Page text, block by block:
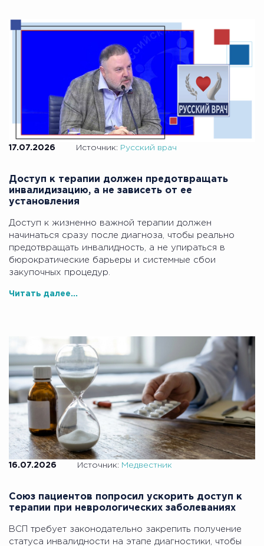
17.07.2026 Источник: Русский врач
Доступ к терапии должен предотвращать
инвалидизацию, а не зависеть от ее
установления
Доступ к жизненно важной терапии должен
начинаться сразу после диагноза, чтобы реально
предотвращать инвалидность, а не упираться в
бюрократические барьеры и системные сбои
закупочных процедур.
Читать далее...
16.07.2026 Источник: Медвестник
Союз пациентов попросил ускорить доступ к
терапии при неврологических заболеваниях
ВСП требует законодательно закрепить получение
статуса инвалидности на этапе диагностики, чтобы